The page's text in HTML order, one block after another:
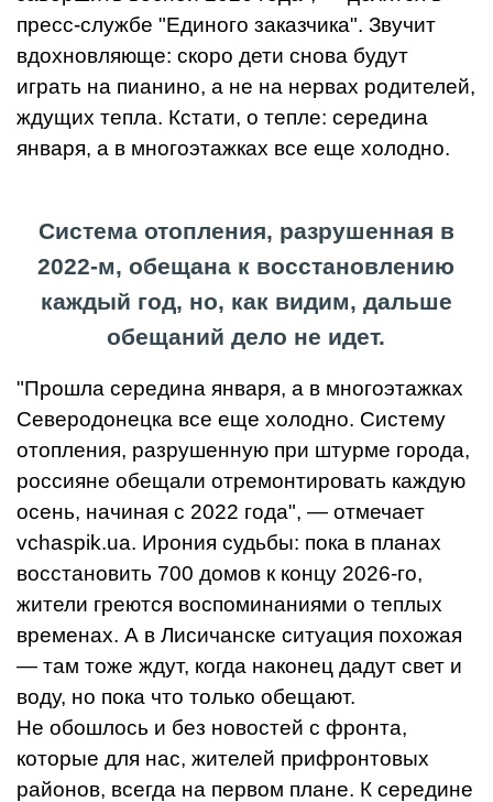
пресс-службе "Единого заказчика". Звучит
вдохновляюще: скоро дети снова будут
играть на пианино, а не на нервах родителей,
ждущих тепла. Кстати, о тепле: середина
января, а в многоэтажках все еще холодно.
Система отопления, разрушенная в
2022-м, обещана к восстановлению
каждый год, но, как видим, дальше
обещаний дело не идет.
"Прошла середина января, а в многоэтажках
Северодонецка все еще холодно. Систему
отопления, разрушенную при штурме города,
россияне обещали отремонтировать каждую
осень, начиная с 2022 года", — отмечает
vchaspik.ua. Ирония судьбы: пока в планах
восстановить 700 домов к концу 2026-го,
жители греются воспоминаниями о теплых
временах. А в Лисичанске ситуация похожая
— там тоже ждут, когда наконец дадут свет и
воду, но пока что только обещают.
Не обошлось и без новостей с фронта,
которые для нас, жителей прифронтовых
районов, всегда на первом плане. К середине